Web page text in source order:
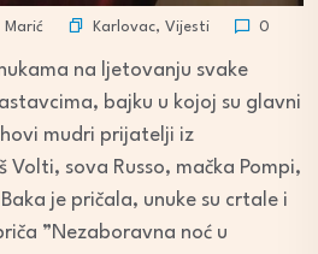
Marić Karlovac, Vijesti 0
na ljetovanju svake
bajku u kojoj su glavni
mudri prijatelji iz
sova Russo, mačka Pompi,
je pričala, unuke su crtale i
”Nezaboravna noć u